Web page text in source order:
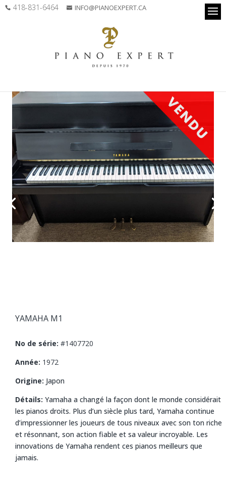
418-831-6464 INFO@PIANOEXPERT.CA
YAMAHA M1
No de série: #1407720
Année: 1972
Origine: Japon
Détails: Yamaha a changé la façon dont le monde considérait
les pianos droits. Plus d’un siècle plus tard, Yamaha continue
d’impressionner les joueurs de tous niveaux avec son ton riche
et résonnant, son action fiable et sa valeur incroyable. Les
innovations de Yamaha rendent ces pianos meilleurs que
jamais.